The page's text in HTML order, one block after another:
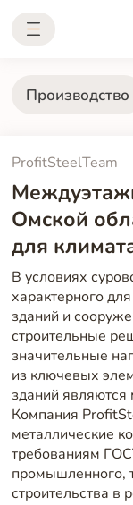
Производство
ProfitSteelTeam
Омской
для
В условиях
характерного
зданий и
строительные
значительные
из ключевых
зданий
Компания
металлические
требованиям
промышленного,
строительства в